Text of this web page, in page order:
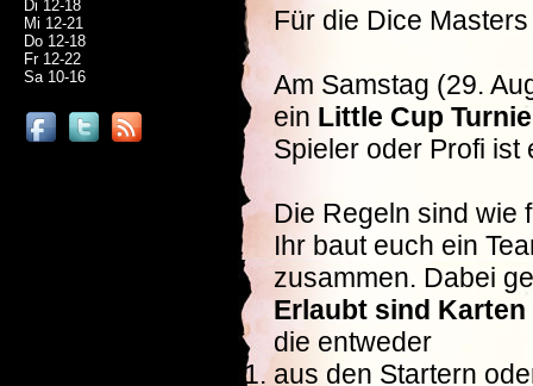
Di 12-18
Mi 12-21
Do 12-18
Fr 12-22
Sa 10-16
Für die Dice
Am Samstag (29.
ein Little Cup
Spieler oder Profi ist
Die Regeln sind wie
Ihr baut euch ein
zusammen. Dabei
Erlaubt sind Karten
die entweder
aus den Startern